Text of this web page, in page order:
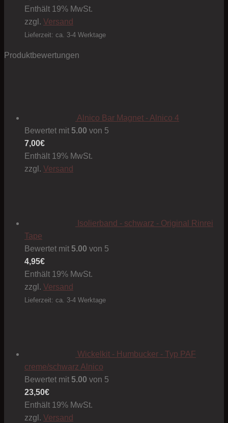
0,80€
1,00€
Enthält 19% MwSt.
zzgl. Versand
Lieferzeit: ca. 3-4 Werktage
Produktbewertungen
Alnico Bar Magnet - Alnico 4
Bewertet mit 5.00 von 5
7,00€
Enthält 19% MwSt.
zzgl. Versand
Isolierband - schwarz - Original Rinrei
Tape
Bewertet mit 5.00 von 5
4,95€
Enthält 19% MwSt.
zzgl. Versand
Lieferzeit: ca. 3-4 Werktage
Wickelkit - Humbucker - Typ PAF
creme/schwarz Alnico
Bewertet mit 5.00 von 5
23,50€
Enthält 19% MwSt.
zzgl. Versand